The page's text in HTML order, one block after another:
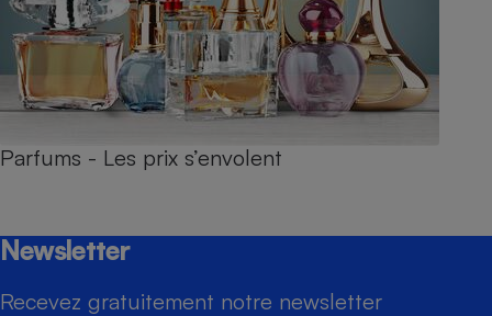
Parfums - Les prix s’envolent
Newsletter
Recevez gratuitement notre newsletter